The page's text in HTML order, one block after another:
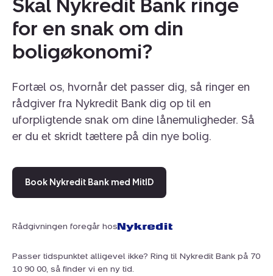
Skal Nykredit Bank ringe
for en snak om din
boligøkonomi?
Fortæl os, hvornår det passer dig, så ringer en
rådgiver fra Nykredit Bank dig op til en
uforpligtende snak om dine lånemuligheder. Så
er du et skridt tættere på din nye bolig.
Book Nykredit Bank med MitID
Rådgivningen foregår hos
Passer tidspunktet alligevel ikke? Ring til Nykredit Bank på 70
10 90 00, så finder vi en ny tid.